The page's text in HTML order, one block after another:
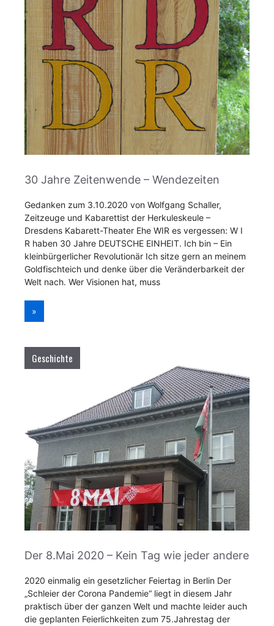
30 Jahre Zeitenwende – Wendezeiten
Gedanken zum 3.10.2020 von Wolfgang Schaller,
Zeitzeuge und Kabarettist der Herkuleskeule –
Dresdens Kabarett-Theater Ehe WIR es vergessen: W I
R haben 30 Jahre DEUTSCHE EINHEIT. Ich bin – Ein
kleinbürgerlicher Revolutionär Ich sitze gern an meinem
Goldfischteich und denke über die Veränderbarkeit der
Welt nach. Wer Visionen hat, muss
»
Geschichte
Der 8.Mai 2020 – Kein Tag wie jeder andere
2020 einmalig ein gesetzlicher Feiertag in Berlin Der
„Schleier der Corona Pandemie“ liegt in diesem Jahr
praktisch über der ganzen Welt und machte leider auch
die geplanten Feierlichkeiten zum 75.Jahrestag der